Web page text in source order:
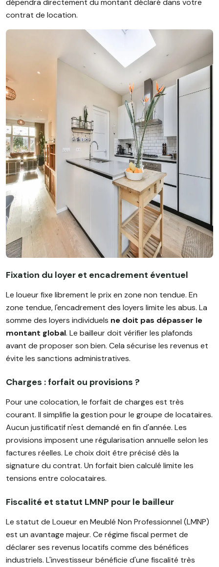
dépendra directement du montant déclaré dans votre
contrat de location.
Fixation du loyer et encadrement éventuel
Le loueur fixe librement le prix en zone non tendue. En
zone tendue, l'encadrement des loyers limite les abus. La
somme des loyers individuels ne doit pas dépasser le
montant global. Le bailleur doit vérifier les plafonds
avant de proposer son bien. Cela sécurise les revenus et
évite les sanctions administratives.
Charges : forfait ou provisions ?
Pour une colocation, le forfait de charges est très
courant. Il simplifie la gestion pour le groupe de locataires.
Aucun justificatif n'est demandé en fin d'année. Les
provisions imposent une régularisation annuelle selon les
factures réelles. Le choix doit être précisé dès la
signature du contrat. Un forfait bien calculé limite les
tensions entre colocataires.
Fiscalité et statut LMNP pour le bailleur
Le statut de Loueur en Meublé Non Professionnel (LMNP)
est un avantage majeur. Ce régime fiscal permet de
déclarer ses revenus locatifs comme des bénéfices
industriels. L'investisseur bénéficie d'une fiscalité très